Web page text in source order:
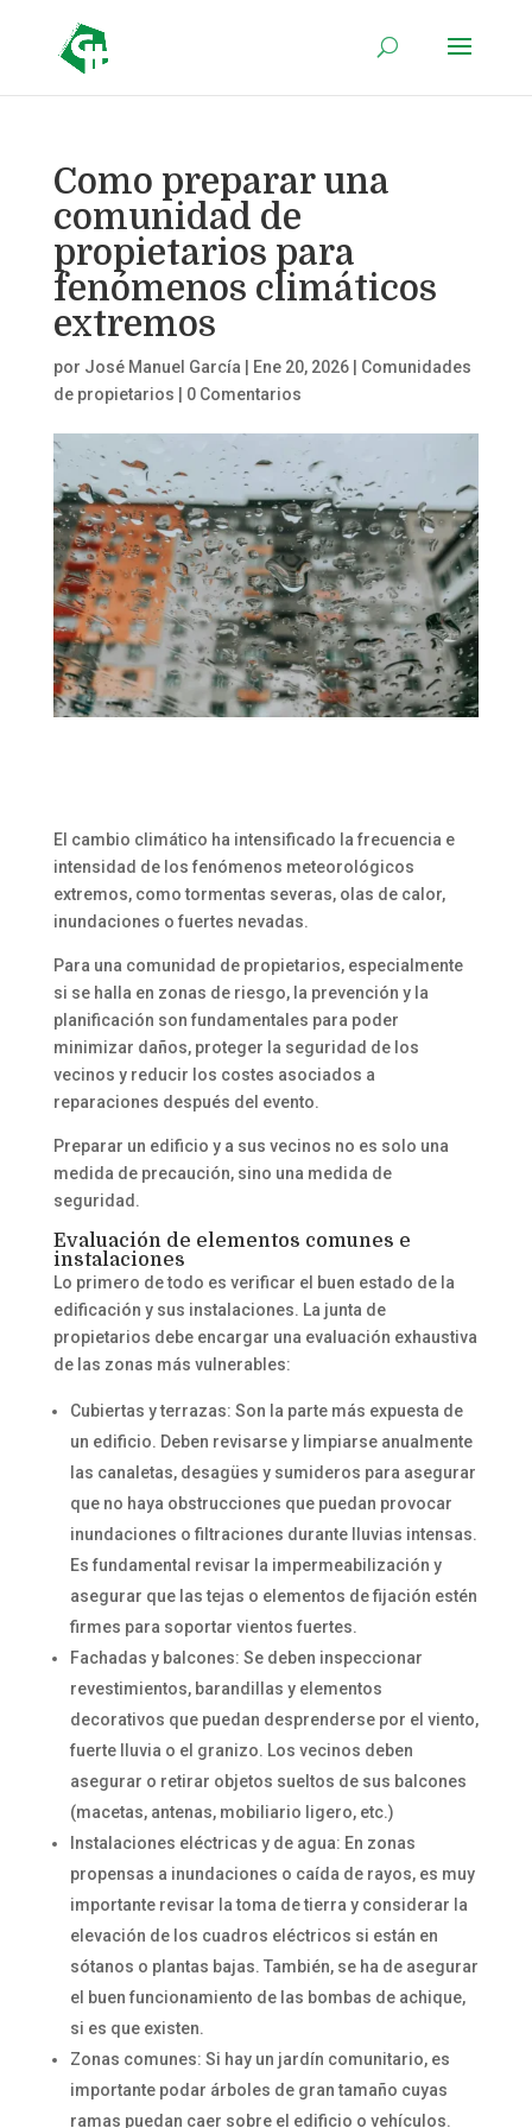
Como preparar una
comunidad de
propietarios para
fenómenos climáticos
extremos
por José Manuel García Ene 20, 2026| Comunidades
de propietarios
0 Comentarios
El cambio climático ha intensificado la frecuencia e
intensidad de los fenómenos meteorológicos
extremos, como tormentas severas, olas de calor,
inundaciones o fuertes nevadas.
Para una comunidad de propietarios, especialmente
si se halla en zonas de riesgo, la prevención y la
planificación son fundamentales para poder
minimizar daños, proteger la seguridad de los
vecinos y reducir los costes asociados a
reparaciones después del evento.
Preparar un edificio y a sus vecinos no es solo una
medida de precaución, sino una medida de
seguridad.
Evaluación de elementos comunes e
instalaciones
Lo primero de todo es verificar el buen estado de la
edificación y sus instalaciones. La junta de
propietarios debe encargar una evaluación exhaustiva
de las zonas más vulnerables:
Cubiertas y terrazas: Son la parte más expuesta de
un edificio. Deben revisarse y limpiarse anualmente
las canaletas, desagües y sumideros para asegurar
que no haya obstrucciones que puedan provocar
inundaciones o filtraciones durante lluvias intensas.
Es fundamental revisar la impermeabilización y
asegurar que las tejas o elementos de fijación estén
firmes para soportar vientos fuertes.
Fachadas y balcones: Se deben inspeccionar
revestimientos, barandillas y elementos
decorativos que puedan desprenderse por el viento,
fuerte lluvia o el granizo. Los vecinos deben
asegurar o retirar objetos sueltos de sus balcones
(macetas, antenas, mobiliario ligero, etc.)
Instalaciones eléctricas y de agua: En zonas
propensas a inundaciones o caída de rayos, es muy
importante revisar la toma de tierra y considerar la
elevación de los cuadros eléctricos si están en
sótanos o plantas bajas. También, se ha de asegurar
el buen funcionamiento de las bombas de achique,
si es que existen.
Zonas comunes: Si hay un jardín comunitario, es
importante podar árboles de gran tamaño cuyas
ramas puedan caer sobre el edificio o vehículos.